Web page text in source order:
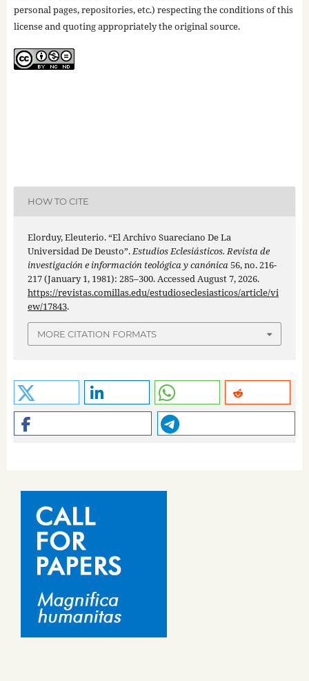
personal pages, repositories, etc.) respecting the conditions of this
license and quoting appropriately the original source.
HOW TO CITE
Elorduy, Eleuterio. “El Archivo Suareciano De La
Universidad De Deusto”.Estudios Eclesiásticos. Revista de
investigación e información teológica y canónica56, no. 216-
217 (January 1, 1981): 285–300. Accessed August 7, 2026.
https://revistas.comillas.edu/estudioseclesiasticos/article/vi
ew/17843.
MORE CITATION FORMATS